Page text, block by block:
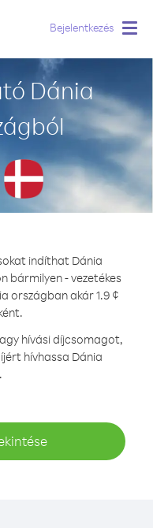
Bejelentkezés
Dánia
indíthat Dánia
bármilyen - vezetékes
országban akár 1.9 ¢
hívási díjcsomagot,
hívhassa Dánia